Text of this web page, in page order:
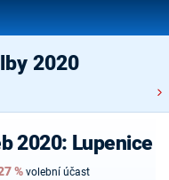
2020
2020: Lupenice
% volební účast